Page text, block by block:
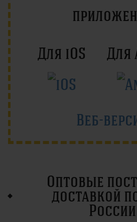
Для iOS Для
Веб-
Оптовые
доставкой
России